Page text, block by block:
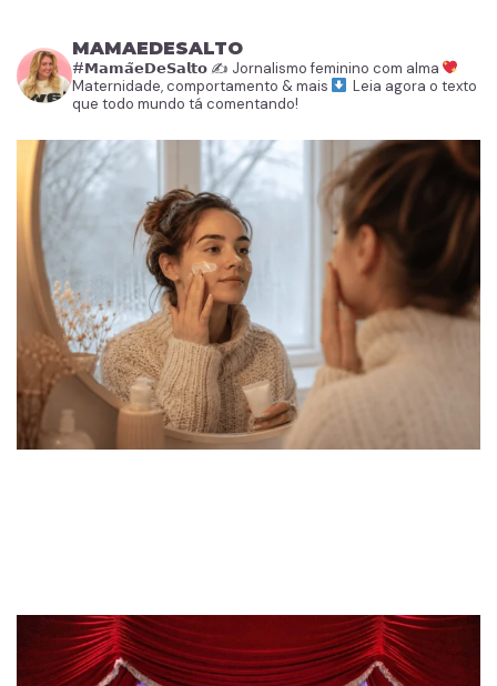
MAMAEDESALTO
#𝗠𝗮𝗺𝗮̃𝗲𝗗𝗲𝗦𝗮𝗹𝘁𝗼 ✍️ Jornalismo feminino com alma
Maternidade, comportamento & mais
Leia agora o texto
que todo mundo tá comentando!